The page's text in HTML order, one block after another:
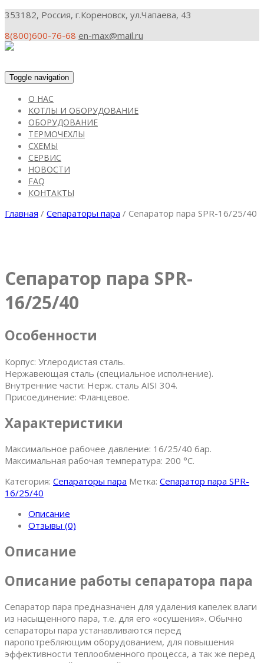
353182, Россия, г.Кореновск, ул.Чапаева, 43
8(800)600-76-68 en-max@mail.ru
Toggle navigation
О НАС
КОТЛЫ И ОБОРУДОВАНИЕ
ОБОРУДОВАНИЕ
ТЕРМОЧЕХЛЫ
СХЕМЫ
СЕРВИС
НОВОСТИ
FAQ
КОНТАКТЫ
Главная / Сепараторы пара / Сепаратор пара SPR-16/25/40
Сепаратор пара SPR-
16/25/40
Особенности
Корпус: Углеродистая сталь.
Нержавеющая сталь (специальное исполнение).
Внутренние части: Нерж. сталь AISI 304.
Присоединение: Фланцевое.
Характеристики
Максимальное рабочее давление: 16/25/40 бар.
Максимальная рабочая температура: 200 °C.
Категория: Сепараторы пара Метка: Сепаратор пара SPR-
16/25/40
Описание
Отзывы (0)
Описание
Описание работы сепаратора пара
Сепаратор пара предназначен для удаления капелек влаги
из насыщенного пара, т.е. для его «осушения». Обычно
сепараторы пара устанавливаются перед
паропотребляющим оборудованием, для повышения
эффективности теплообменного процесса, а так же перед